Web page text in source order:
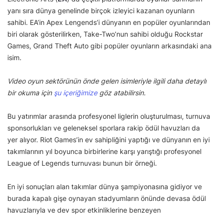
yanı sıra dünya genelinde birçok izleyici kazanan oyunların
sahibi. EA’in Apex Lengends’i dünyanın en popüler oyunlarından
biri olarak gösterilirken, Take-Two’nun sahibi olduğu Rockstar
Games, Grand Theft Auto gibi popüler oyunların arkasındaki ana
isim.
Video oyun sektörünün önde gelen isimleriyle ilgili daha detaylı
bir okuma için şu içeriğimize göz atabilirsin.
Bu yatırımlar arasında profesyonel liglerin oluşturulması, turnuva
sponsorlukları ve geleneksel sporlara rakip ödül havuzları da
yer alıyor. Riot Games’in ev sahipliğini yaptığı ve dünyanın en iyi
takımlarının yıl boyunca birbirlerine karşı yarıştığı profesyonel
League of Legends turnuvası bunun bir örneği.
En iyi sonuçları alan takımlar dünya şampiyonasına gidiyor ve
burada kapalı gişe oynayan stadyumların önünde devasa ödül
havuzlarıyla ve dev spor etkinliklerine benzeyen